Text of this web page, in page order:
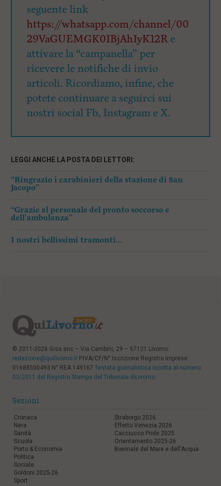
seguente link
https://whatsapp.com/channel/00
29VaGUEMGK0IBjAhIyK12Re
attivare la “campanella” per
ricevere le notifiche di invio
articoli. Ricordiamo, infine, che
potete continuare a seguirci sui
nostri social Fb, Instagram e X.
LEGGI ANCHE LA POSTA DEI LETTORI:
“Ringrazio i carabinieri della stazione di San
Jacopo”
“Grazie al personale del pronto soccorso e
dell’ambulanza”
I nostri bellissimi tramonti…
© 2011-2026 Gisa snc – Via Cambini, 29 – 57121 Livorno
redazione@quilivorno.it P.IVA/CF/N° Iscrizione Registro Imprese:
01688500493 N° REA 149167 Testata giornalistica iscritta al numero
03/2011 del Registro Stampa del Tribunale diLivorno
Sezioni
Cronaca
Nera
Sanità
Scuola
Porto & Economia
Politica
Sociale
Goldoni 2025-26
Sport
Straborgo 2026
Effetto Venezia 2026
Cacciucco Pride 2025
Orientamento 2025-26
Biennale del Mare e dell'Acqua